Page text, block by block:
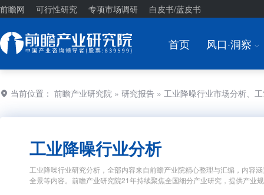
前瞻网 可行性研究 专项市场调研 白皮书/蓝皮书
首页 风口·洞察 I
当前位置： 前瞻产业研究院 » 研究报告 » 工业降噪行业市场分析、
工业降噪行业分析
工业降噪行业研究分析，全部内容来自前瞻产业院精心整理与汇编，内容
全景等内容。前瞻产业研究院21年持续聚焦全国细分产业研究，提供产业